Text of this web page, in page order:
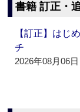
書籍 訂正・
【訂正】はじ
チ
2026年08月06